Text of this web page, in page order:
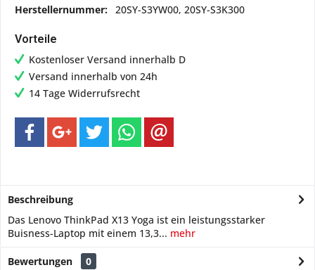
Herstellernummer: 20SY-S3YW00, 20SY-S3K300
Vorteile
Kostenloser Versand innerhalb D
Versand innerhalb von 24h
14 Tage Widerrufsrecht
Beschreibung
Das Lenovo ThinkPad X13 Yoga ist ein leistungsstarker
Buisness-Laptop mit einem 13,3... mehr
Bewertungen
0